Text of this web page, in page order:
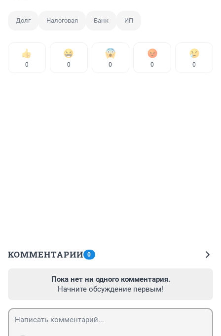
Долг Налоговая Банк ИП
0 0 0 0 0
КОММЕНТАРИИ 0
Пока нет ни одного комментария.
Начните обсуждение первым!